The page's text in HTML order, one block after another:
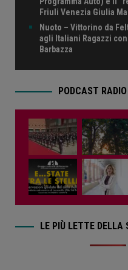
Friuli Venezia Giulia
Nuoto – Vittorino da
agli Italiani Ragazzi
Barbazza
PODCAST
LE PIÙ LETTE